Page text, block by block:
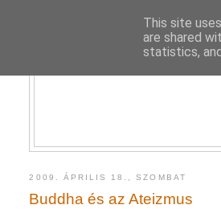
2009. ÁPRILIS 18., SZOMBAT
Buddha és az Ateizmus
This site
are shared
statistics,